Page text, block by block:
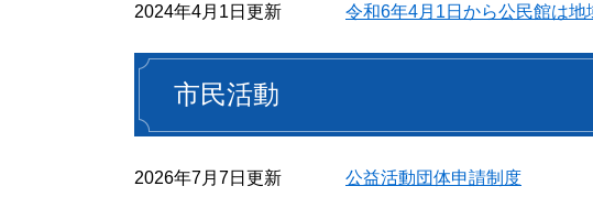
2024年4月1日更新 令和6年4月1日から公民館は
市民活動
2026年7月7日更新 公益活動団体申請制度